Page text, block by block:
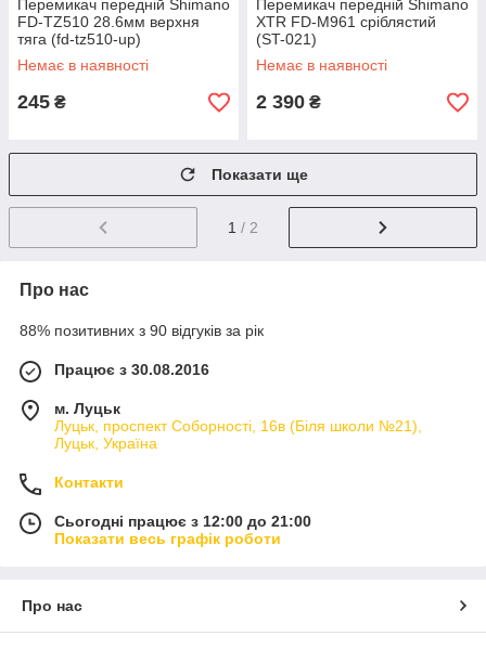
Перемикач передній Shimano
FD-TZ510 28.6мм верхня
тяга (fd-tz510-up)
Немає в наявності
245 ₴
Перемикач передній Shimano
XTR FD-M961 сріблястий
(ST-021)
Немає в наявності
2 390 ₴
Показати ще
1 / 2
Про нас
88% позитивних з 90 відгуків за рік
Працює з 30.08.2016
м. Луцьк
Луцьк, проспект Соборності, 16в (Біля школи №21),
Луцьк, Україна
Контакти
Сьогодні працює з 12:00 до 21:00
Показати весь графік роботи
Про нас